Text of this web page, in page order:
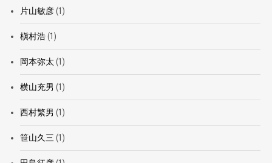
片山敏彦(1)
槇村浩(1)
岡本弥太 (1)
横山充男 (1)
西村繁男 (1)
笹山久三 (1)